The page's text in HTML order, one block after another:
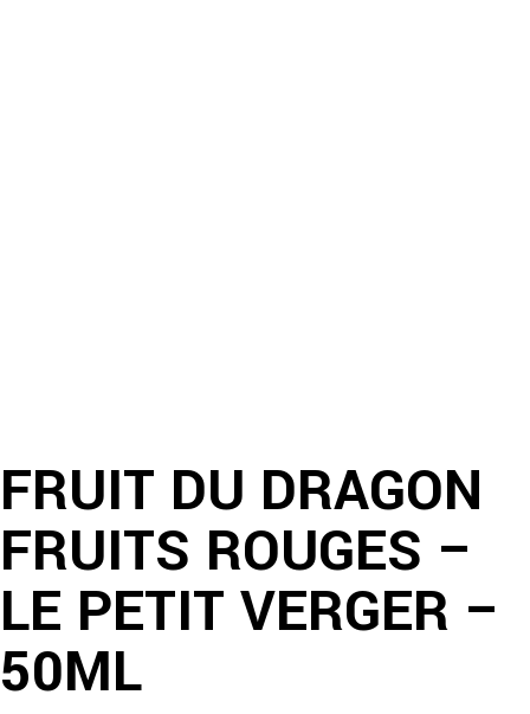
FRUIT DU DRAGON
FRUITS ROUGES –
LE PETIT VERGER –
50ML